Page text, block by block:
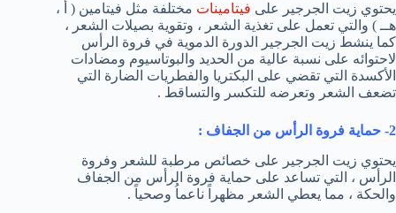
يحتوي زيت الجرجير على فيتامينات مختلفة مثل فيتامين ( أ ،
هــ ) والتي تعمل على تغذية الشعر ، وتقوية بصيلات الشعر ،
كما ينشط زيت الجرجير الدورة الدموية في فروة الرأس
لاحتوائه على نسبة عالية من الحديد والبوتاسيوم ومضادات
الأكسدة التي تقضي على البكتريا والفطريات الضارة التي
تضعف الشعر وتعرضه للتكسر والتساقط .
2- حماية فروة الرأس من الجفاف :
يحتوي زيت الجرجير على خصائص مرطبة للشعر وفروة
الرأس ، التي تساعد على حماية فروة الرأس من الجفاف
والحكة ، مما يعطي الشعر مظهراً ناعماُ وصحياً .